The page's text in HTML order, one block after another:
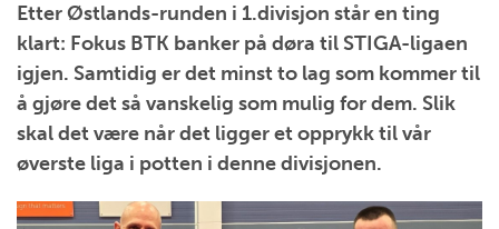
Etter Østlands-runden i 1.divisjon står en ting
klart: Fokus BTK banker på døra til STIGA-ligaen
igjen. Samtidig er det minst to lag som kommer til
å gjøre det så vanskelig som mulig for dem. Slik
skal det være når det ligger et opprykk til vår
øverste liga i potten i denne divisjonen.